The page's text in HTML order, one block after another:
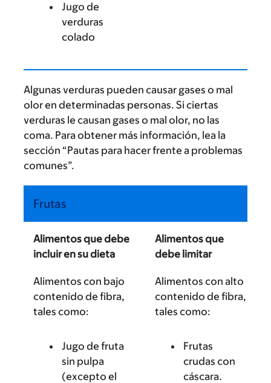
Jugo de
verduras
colado
Algunas verduras pueden causar gases o mal
olor en determinadas personas. Si ciertas
verduras le causan gases o mal olor, no las
coma. Para obtener más información, lea la
sección “Pautas para hacer frente a problemas
comunes”.
Frutas
Alimentos que debe
incluir en su dieta
Alimentos con bajo
contenido de fibra,
tales como:
Jugo de fruta
sin pulpa
(excepto el
Alimentos que
debe limitar
Alimentos con alto
contenido de fibra,
tales como:
Frutas
crudas con
cáscara.